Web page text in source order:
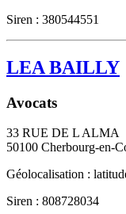
Siren : 380544551
LEA BAILLY
Avocats
33 RUE DE L ALMA
50100 Cherbourg-en-
Géolocalisation :
Siren : 808728034